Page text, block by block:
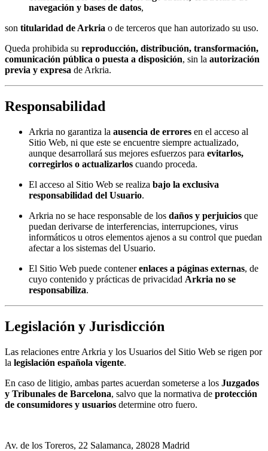
navegación y bases de datos,
son titularidad de Arkria o de terceros que han autorizado su uso.
Queda prohibida su reproducción, distribución, transformación,
comunicación pública o puesta a disposición, sin la autorización
previa y expresa de Arkria.
Responsabilidad
Arkria no garantiza la ausencia de errores en el acceso al
Sitio Web, ni que este se encuentre siempre actualizado,
aunque desarrollará sus mejores esfuerzos para evitarlos,
corregirlos o actualizarlos cuando proceda.
El acceso al Sitio Web se realiza bajo la exclusiva
responsabilidad del Usuario.
Arkria no se hace responsable de los daños y perjuicios que
puedan derivarse de interferencias, interrupciones, virus
informáticos u otros elementos ajenos a su control que puedan
afectar a los sistemas del Usuario.
El Sitio Web puede contenerenlaces a páginas externas, de
cuyo contenido y prácticas de privacidad Arkria no se
responsabiliza.
Legislación y Jurisdicción
Las relaciones entre Arkria y los Usuarios del Sitio Web se rigen por
la legislación española vigente.
En caso de litigio, ambas partes acuerdan someterse a los Juzgados
y Tribunales de Barcelona, salvo que la normativa de protección
de consumidores y usuarios determine otro fuero.
Av. de los Toreros, 22 Salamanca, 28028 Madrid